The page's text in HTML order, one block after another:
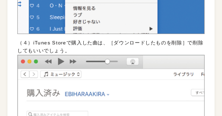
（４）iTunes Storeで購入した曲は、［ダウンロードしたものを削除］で削除
してもいいでしょう。